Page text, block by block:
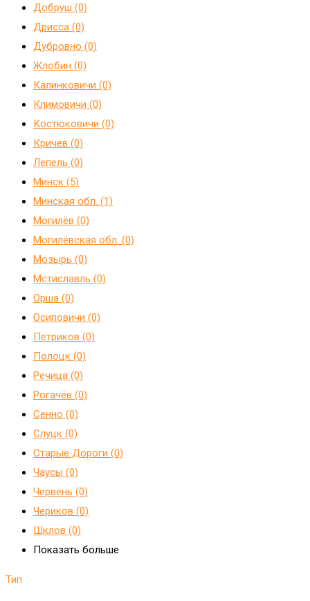
Добруш (0)
Дрисса (0)
Дубровно (0)
Жлобин (0)
Калинковичи (0)
Климовичи (0)
Костюковичи (0)
Кричев (0)
Лепель (0)
Минск (5)
Минская обл. (1)
Могилёв (0)
Могилёвская обл. (0)
Мозырь (0)
Мстиславль (0)
Орша (0)
Осиповичи (0)
Петриков (0)
Полоцк (0)
Речица (0)
Рогачёв (0)
Сенно (0)
Слуцк (0)
Старые Дороги (0)
Чаусы (0)
Червень (0)
Чериков (0)
Шклов (0)
Показать больше
Тип